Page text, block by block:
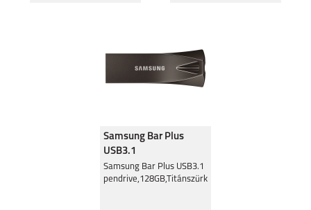
Samsung Bar Plus
USB3.1
pendrive,128GB,Titánszürke
Samsung Bar Plus USB3.1
pendrive,128GB,Titánszürke